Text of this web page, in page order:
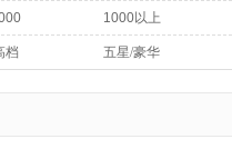
1000以上
档 五星/豪华